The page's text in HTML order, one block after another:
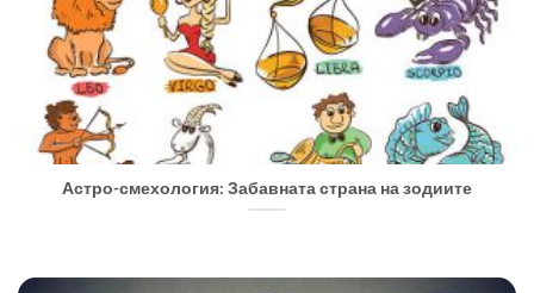
Астро-смехология: Забавната страна на зодиите